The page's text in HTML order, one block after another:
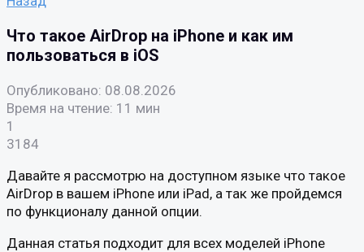
Что такое AirDrop на iPhone и как им
пользоваться в iOS
Опубликовано: 08.08.2026
Время на чтение: 11 мин
1
3184
Давайте я рассмотрю на доступном языке что такое
AirDrop в вашем iPhone или iPad, а так же пройдемся
по функционалу данной опции.
Данная статья подходит для всех моделей iPhone